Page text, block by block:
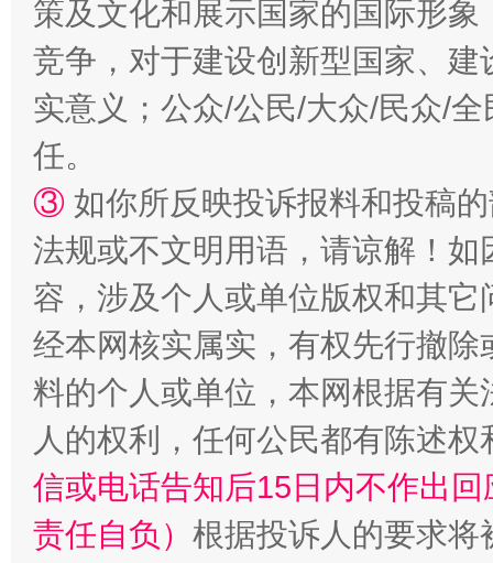
策及文化和展示国家的国际形
竞争，对于建设创新型国家、
实意义；公众/公民/大众/民众/
任。
③ 如你所反映投诉报料和投稿
法规或不文明用语，请谅解！
容，涉及个人或单位版权和其它
经本网核实属实，有权先行撤
料的个人或单位，本网根据有
人的权利，任何公民都有陈述
信或电话告知后15日内不作出
责任自负） 根据投诉人的要求将